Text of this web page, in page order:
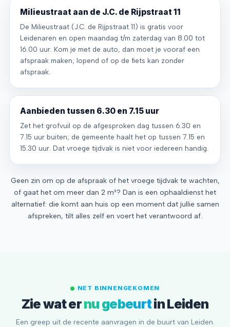
Milieustraat aan de J.C. de Rijpstraat 11
De Milieustraat (J.C. de Rijpstraat 11) is gratis voor
Leidenaren en open maandag t/m zaterdag van 8.00 tot
16.00 uur. Kom je met de auto, dan moet je vooraf een
afspraak maken; lopend of op de fiets kan zonder
afspraak.
Aanbieden tussen 6.30 en 7.15 uur
Zet het grofvuil op de afgesproken dag tussen 6.30 en
7.15 uur buiten; de gemeente haalt het op tussen 7.15 en
15.30 uur. Dat vroege tijdvak is niet voor iedereen handig.
Geen zin om op de afspraak of het vroege tijdvak te wachten,
of gaat het om meer dan 2 m³? Dan is een ophaaldienst het
alternatief: die komt aan huis op een moment dat jullie samen
afspreken, tilt alles zelf en voert het verantwoord af.
NET BINNENGEKOMEN
Zie wat ernu gebeurtin Leiden
Een greep uit de recente aanvragen in de buurt van Leiden.